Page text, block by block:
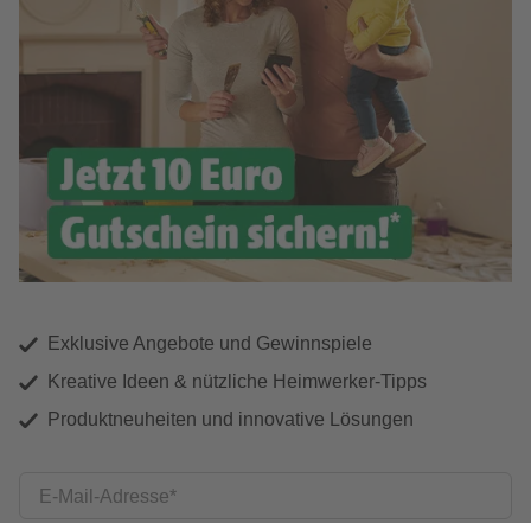
Exklusive Angebote und Gewinnspiele
Kreative Ideen & nützliche Heimwerker-Tipps
Produktneuheiten und innovative Lösungen
E-Mail-Adresse